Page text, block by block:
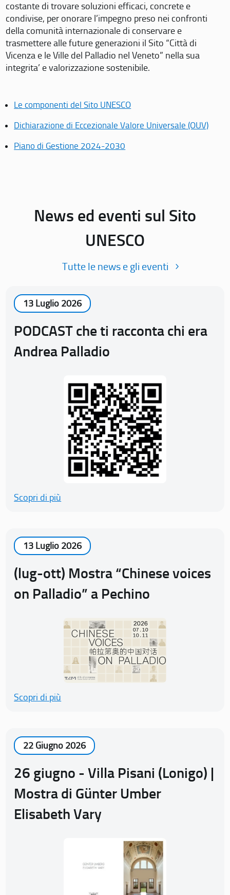
costante di trovare soluzioni efficaci, concrete e
condivise, per onorare l’impegno preso nei confronti
della comunità internazionale di conservare e
trasmettere alle future generazioni il Sito “Città di
Vicenza e le Ville del Palladio nel Veneto” nella sua
integrita’ e valorizzazione sostenibile.
Le componenti del Sito UNESCO
Dichiarazione di Eccezionale Valore Universale (OUV)
Piano di Gestione 2024-2030
News ed eventi sul Sito
UNESCO
Tutte le news e gli eventi
13 Luglio 2026
PODCAST che ti racconta chi era
Andrea Palladio
Scopri di più
13 Luglio 2026
(lug-ott) Mostra “Chinese voices
on Palladio” a Pechino
Scopri di più
22 Giugno 2026
26 giugno - Villa Pisani (Lonigo) |
Mostra di Günter Umber
Elisabeth Vary